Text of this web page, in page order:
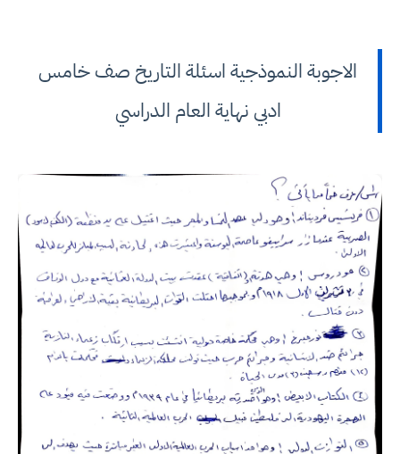
الاجوبة النموذجية اسئلة التاريخ صف خامس
ادبي نهاية العام الدراسي